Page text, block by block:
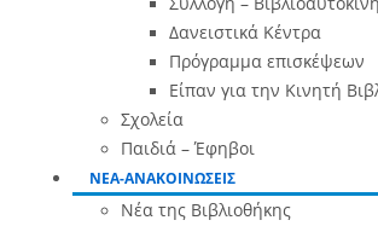
Δανειστικά Κέντρα
Πρόγραμμα επισκέψεων
Είπαν για την Κινητή
Σχολεία
Παιδιά – Έφηβοι
ΝΕΑ-ΑΝΑΚΟΙΝΩΣΕΙΣ
Νέα της Βιβλιοθήκης